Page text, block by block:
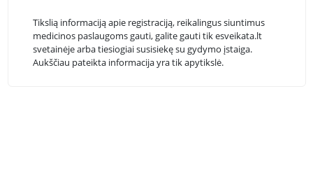
Tikslią informaciją apie registraciją, reikalingus siuntimus
medicinos paslaugoms gauti, galite gauti tik esveikata.lt
svetainėje arba tiesiogiai susisiekę su gydymo įstaiga.
Aukščiau pateikta informacija yra tik apytikslė.